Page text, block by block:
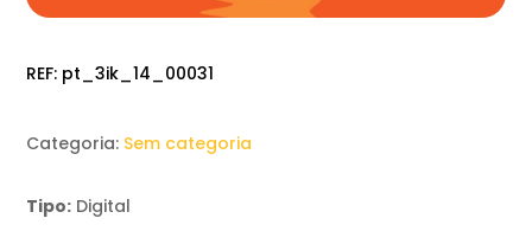
REF: pt_3ik_14_00031
Categoria: Sem categoria
Tipo: Digital